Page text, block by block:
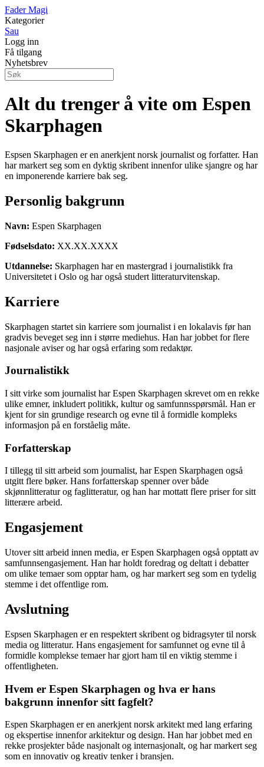
Fader Magi
Kategorier
Sau
Logg inn
Få tilgang
Nyhetsbrev
Alt du trenger å vite om Espen
Skarphagen
Espsen Skarphagen er en anerkjent norsk journalist og forfatter. Han
har markert seg som en dyktig skribent innenfor ulike sjangre og har
en imponerende karriere bak seg.
Personlig bakgrunn
Navn: Espen Skarphagen
Fødselsdato: XX.XX.XXXX
Utdannelse: Skarphagen har en mastergrad i journalistikk fra
Universitetet i Oslo og har også studert litteraturvitenskap.
Karriere
Skarphagen startet sin karriere som journalist i en lokalavis før han
gradvis beveget seg inn i større mediehus. Han har jobbet for flere
nasjonale aviser og har også erfaring som redaktør.
Journalistikk
I sitt virke som journalist har Espen Skarphagen skrevet om en rekke
ulike emner, inkludert politikk, kultur og samfunnsspørsmål. Han er
kjent for sin grundige research og evne til å formidle kompleks
informasjon på en forståelig måte.
Forfatterskap
I tillegg til sitt arbeid som journalist, har Espen Skarphagen også
utgitt flere bøker. Hans forfatterskap spenner over både
skjønnlitteratur og faglitteratur, og han har mottatt flere priser for sitt
litterære arbeid.
Engasjement
Utover sitt arbeid innen media, er Espen Skarphagen også opptatt av
samfunnsengasjement. Han har holdt foredrag og deltatt i debatter
om ulike temaer som opptar ham, og har markert seg som en tydelig
stemme i det offentlige rom.
Avslutning
Espsen Skarphagen er en respektert skribent og bidragsyter til norsk
media og litteratur. Hans engasjement for samfunnet og evne til å
formidle komplekse temaer har gjort ham til en viktig stemme i
offentligheten.
Hvem er Espen Skarphagen og hva er hans
bakgrunn innenfor sitt fagfelt?
Espen Skarphagen er en anerkjent norsk arkitekt med lang erfaring
og ekspertise innenfor arkitektur og design. Han har jobbet med en
rekke prosjekter både nasjonalt og internasjonalt, og har markert seg
som en innovativ og kreativ tenker i bransjen.